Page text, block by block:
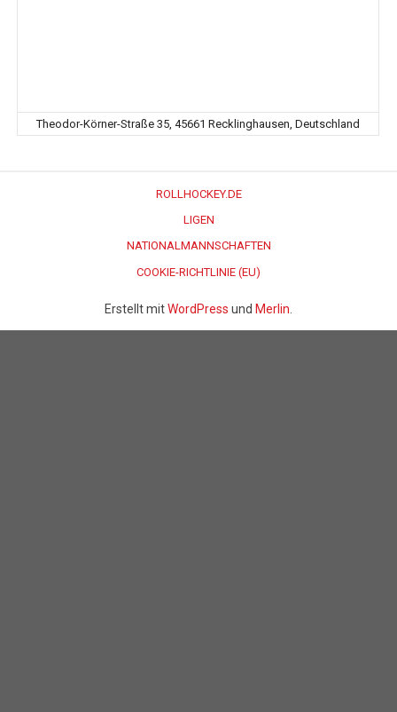
Theodor-Körner-Straße 35, 45661 Recklinghausen, Deutschland
ROLLHOCKEY.DE
LIGEN
NATIONALMANNSCHAFTEN
COOKIE-RICHTLINIE (EU)
Erstellt mitWordPress und Merlin